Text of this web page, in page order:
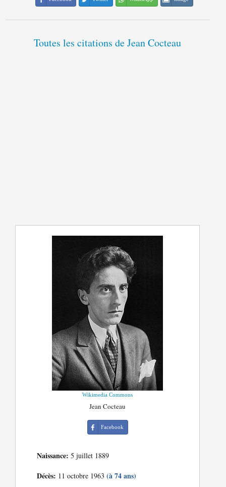
Toutes les citations de Jean Cocteau
Wikimedia Commons
Jean Cocteau
Facebook
Naissance: 5 juillet 1889
Décès: 11 octobre 1963(à 74 ans)